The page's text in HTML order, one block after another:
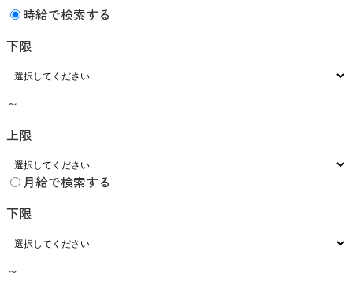
時給で検索する
下限
～
上限
月給で検索する
下限
～